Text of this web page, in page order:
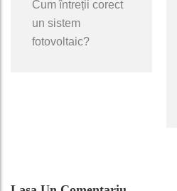
Cum întreții corect
un sistem
fotovoltaic?